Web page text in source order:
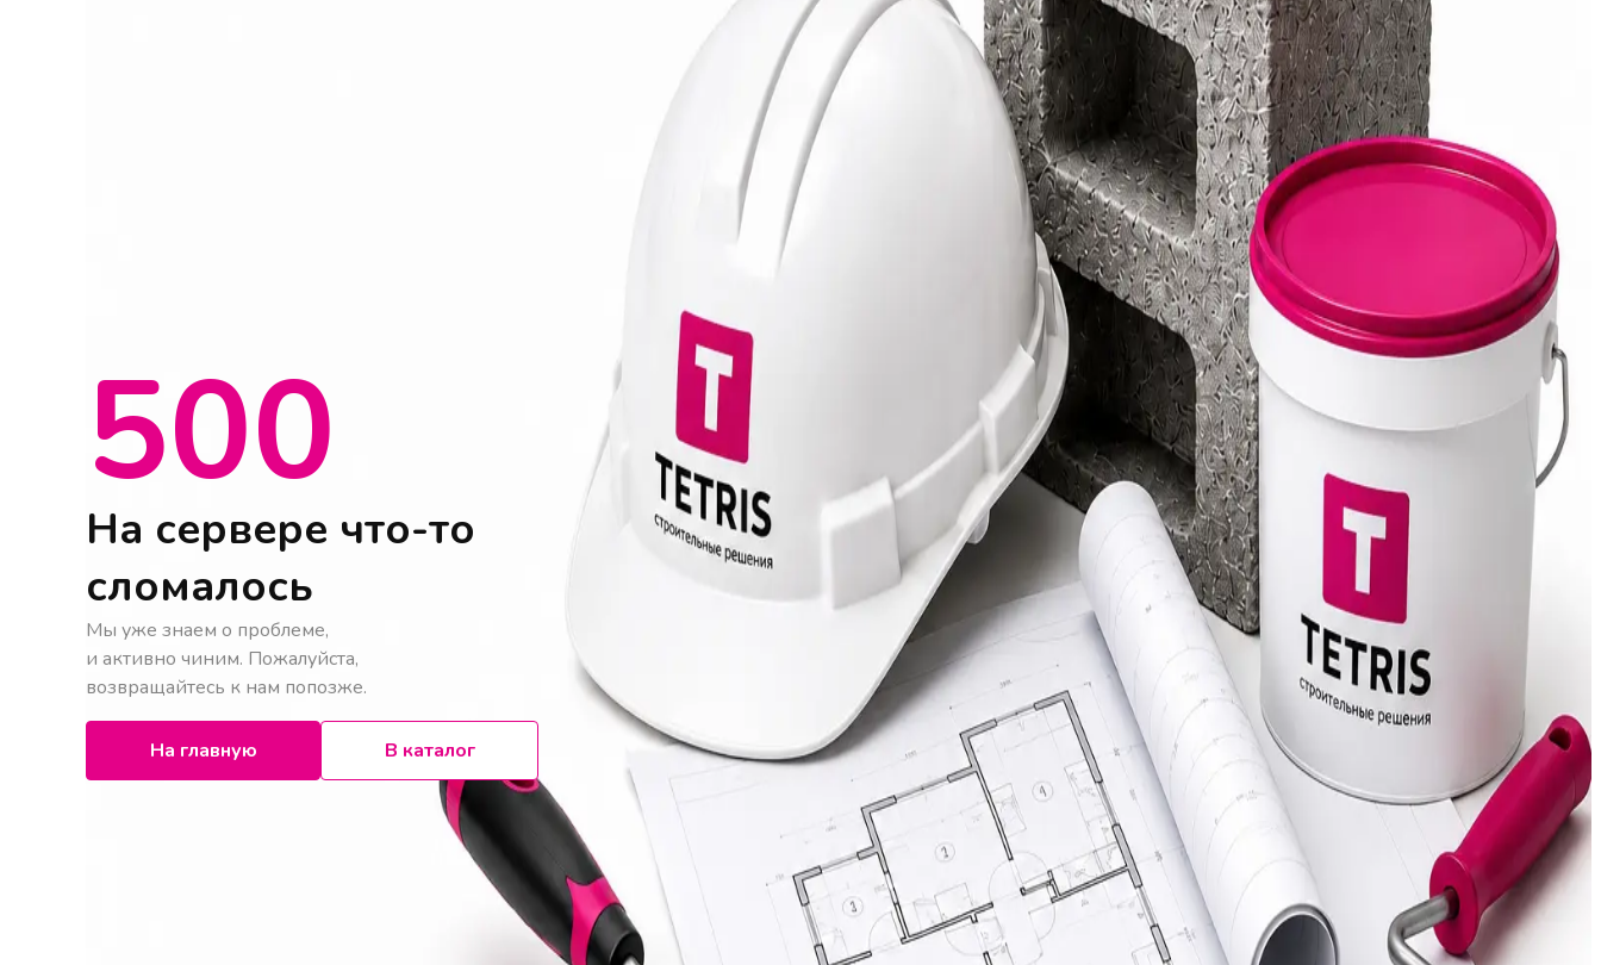
500
На сервере что-то
сломалось
Мы уже знаем о проблеме,
и активно чиним. Пожалуйста,
возвращайтесь к нам попозже.
На главную В каталог